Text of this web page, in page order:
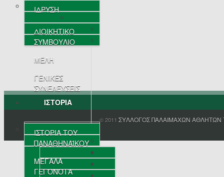
ΙΔΡΥΣΗ
ΔΙΟΙΚΗΤΙΚΟ
ΣΥΜΒΟΥΛΙΟ
ΜΕΛΗ
ΓΕΝΙΚΕΣ
ΣΥΝΕΛΕΥΣΕΙΣ
ΙΣΤΟΡΙΑ
ΙΣΤΟΡΙΑ ΤΟΥ
ΠΑΝΑΘΗΝΑΪΚΟΥ
ΜΕΓΑΛΑ
ΓΕΓΟΝΟΤΑ
© 2011 ΣΥΛΛΟΓΟΣ ΠΑΛΑΙΜΑΧΩΝ ΑΘΛΗΤΩΝ